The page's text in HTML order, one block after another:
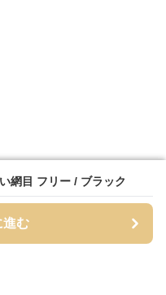
網目 フリー / ブラック
進む
網目 フリー / ブラック
進む